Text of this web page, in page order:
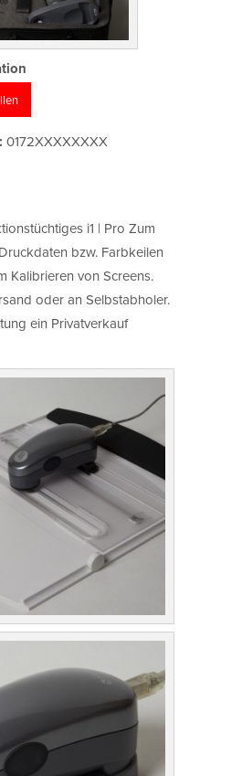
0172XXXXXXXX
i1 | Pro Zum
bzw. Farbkeilen
Kalibrieren von Screens.
oder an Selbstabholer.
ein Privatverkauf